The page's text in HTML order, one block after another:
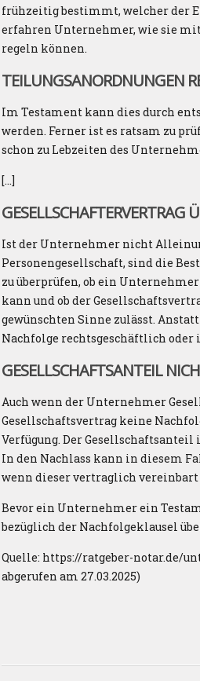
frühzeitig bestimmt, welcher der
erfahren Unternehmer, wie sie
regeln können.
TEILUNGSANORDNUNGEN
Im Testament kann dies durch
werden. Ferner ist es ratsam zu
schon zu Lebzeiten des
[…]
GESELLSCHAFTERVERTRAG
Ist der Unternehmer nicht
Personengesellschaft, sind die
zu überprüfen, ob ein
kann und ob der
gewünschten Sinne zulässt.
Nachfolge rechtsgeschäftlich
GESELLSCHAFTSANTEIL
Auch wenn der Unternehmer
Gesellschaftsvertrag keine
Verfügung. Der
In den Nachlass kann in diesem
wenn dieser vertraglich vereinbart
Bevor ein Unternehmer ein
bezüglich der Nachfolgeklausel
Quelle: https://ratgeber-notar.de/
abgerufen am 27.03.2025)